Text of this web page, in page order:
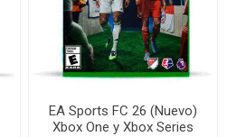
EA Sports FC 26 (Nuevo)
Xbox One y Xbox Series